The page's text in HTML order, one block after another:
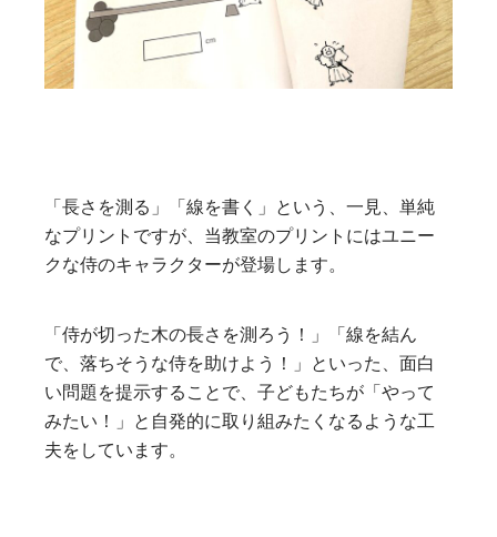
「長さを測る」「線を書く」という、一見、単純
なプリントですが、当教室のプリントにはユニー
クな侍のキャラクターが登場します。
「侍が切った木の長さを測ろう！」「線を結ん
で、落ちそうな侍を助けよう！」といった、面白
い問題を提示することで、子どもたちが「やって
みたい！」と自発的に取り組みたくなるような工
夫をしています。